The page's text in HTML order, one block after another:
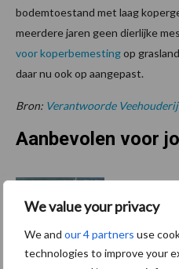
We value your privacy
We and our 4 partners use
technologies to improve your
bodemtoestand met laag
meerdere jaren geen dierlijke
voor koperbemestingop
daar nu ook op aangepast.
Bron: Verantwoorde Veehouderij
Aanbevolen voor
markt